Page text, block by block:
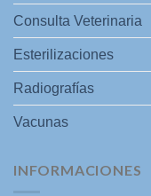
Consulta Veterinaria
Esterilizaciones
Radiografías
Vacunas
INFORMACIONES